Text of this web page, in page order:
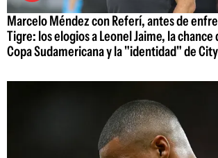
Marcelo Méndez con Referí, antes de
Tigre: los elogios a Leonel Jaime, la
Copa Sudamericana y la "identidad" de